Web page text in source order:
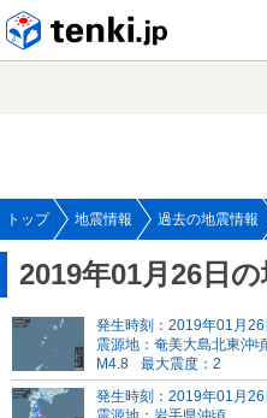
トップ 地震情報 過去の地震情報
2019年01月26日
発生時刻：2019年01月
震源地：奄美大島北東沖
M4.8
最大震度：2
発生時刻：2019年01月